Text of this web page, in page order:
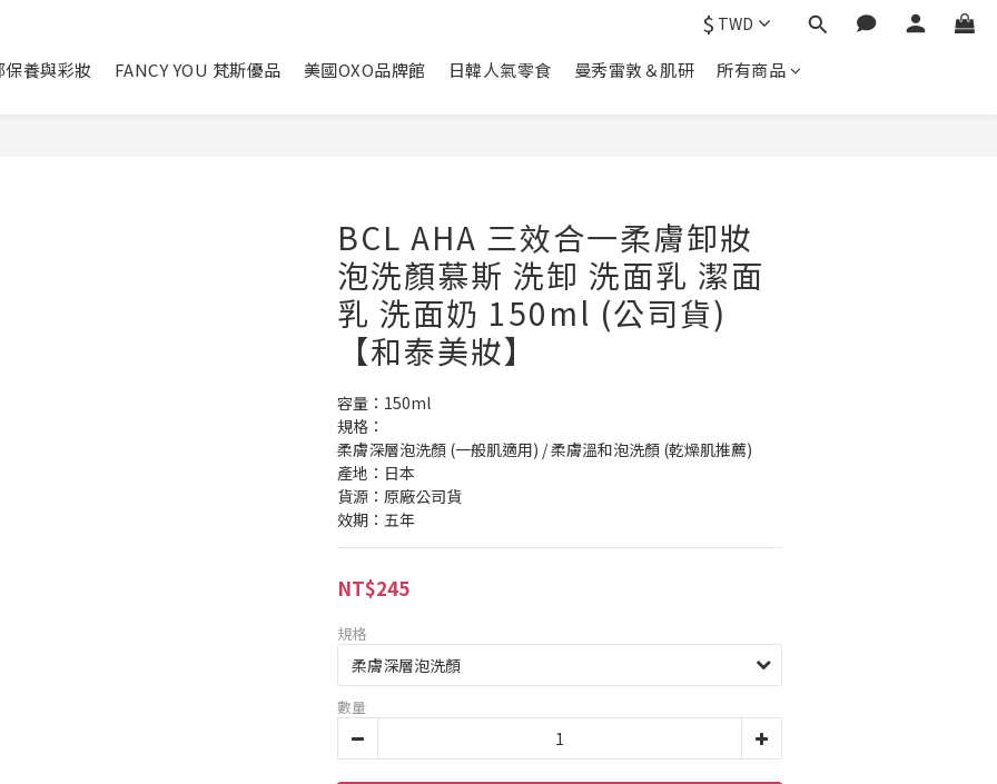
$ TWD
保養與彩妝 FANCY YOU 梵斯優品 美國OXO品牌館 日韓人氣零食 曼秀雷敦＆肌研 所有商品
BCL AHA 三效合一柔膚卸妝
泡洗顏慕斯 洗卸 洗面乳 潔面
乳 洗面奶 150ml (公司貨)
【和泰美妝】
容量：150ml
規格：
柔膚深層泡洗顏 (一般肌適用) / 柔膚溫和泡洗顏 (乾燥肌推薦)
產地：日本
貨源：原廠公司貨
效期：五年
NT$245
規格
數量